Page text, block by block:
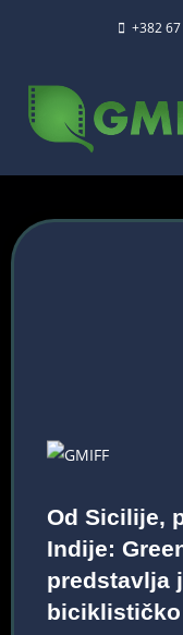
+382
Od Sicilije,
Indije:
predstavlja